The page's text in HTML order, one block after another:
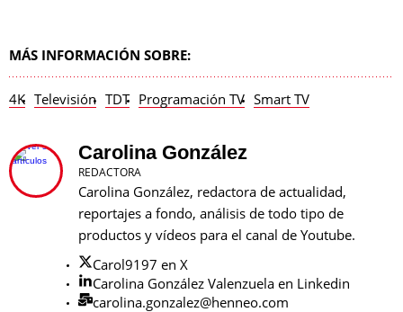
MÁS INFORMACIÓN SOBRE:
4K Televisión TDT Programación TV Smart TV
Carolina González
REDACTORA
Carolina González, redactora de actualidad,
reportajes a fondo, análisis de todo tipo de
productos y vídeos para el canal de Youtube.
Carol9197 en X
Carolina González Valenzuela en Linkedin
carolina.gonzalez@henneo.com